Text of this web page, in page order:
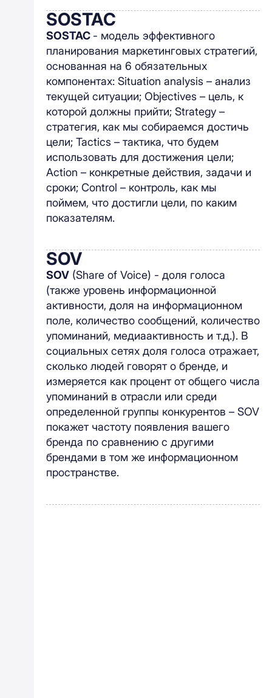
SOSTAC
SOSTAC - модель эффективного
планирования маркетинговых стратегий,
основанная на 6 обязательных
компонентах: Situation analysis – анализ
текущей ситуации; Objectives – цель, к
которой должны прийти; Strategy –
стратегия, как мы собираемся достичь
цели; Tactics – тактика, что будем
использовать для достижения цели;
Action – конкретные действия, задачи и
сроки; Control – контроль, как мы
поймем, что достигли цели, по каким
показателям.
SOV
SOV (Share of Voice) - доля голоса
(также уровень информационной
активности, доля на информационном
поле, количество сообщений, количество
упоминаний, медиаактивность и т.д.). В
социальных сетях доля голоса отражает,
сколько людей говорят о бренде, и
измеряется как процент от общего числа
упоминаний в отрасли или среди
определенной группы конкурентов – SOV
покажет частоту появления вашего
бренда по сравнению с другими
брендами в том же информационном
пространстве.